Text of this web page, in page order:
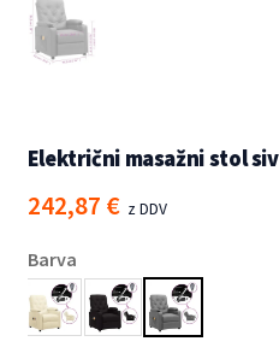
Električni masažni stol
242,87 € z DDV
Barva